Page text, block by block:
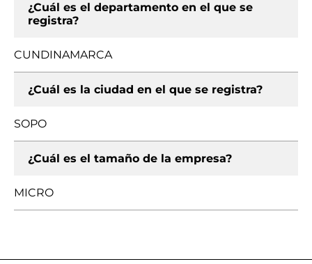
¿Cuál es el departamento en el que se
registra?
CUNDINAMARCA
¿Cuál es la ciudad en el que se registra?
SOPO
¿Cuál es el tamaño de la empresa?
MICRO